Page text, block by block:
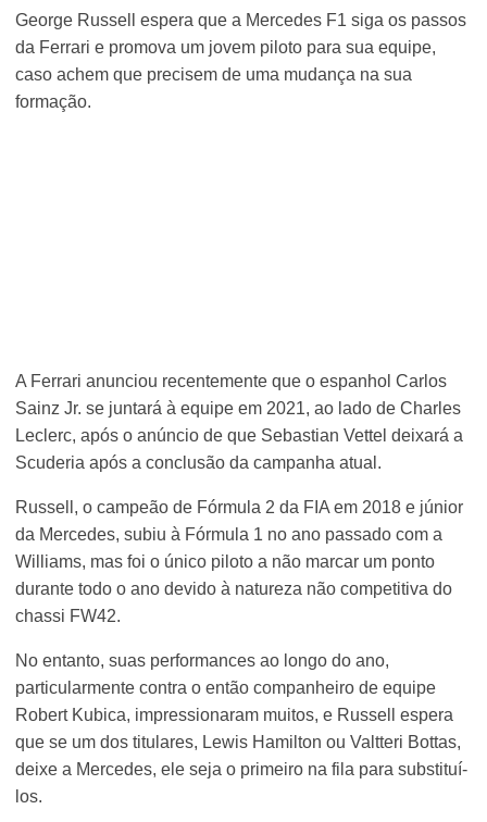
George Russell espera que a Mercedes F1 siga os passos
da Ferrari e promova um jovem piloto para sua equipe,
caso achem que precisem de uma mudança na sua
formação.
A Ferrari anunciou recentemente que o espanhol Carlos
Sainz Jr. se juntará à equipe em 2021, ao lado de Charles
Leclerc, após o anúncio de que Sebastian Vettel deixará a
Scuderia após a conclusão da campanha atual.
Russell, o campeão de Fórmula 2 da FIA em 2018 e júnior
da Mercedes, subiu à Fórmula 1 no ano passado com a
Williams, mas foi o único piloto a não marcar um ponto
durante todo o ano devido à natureza não competitiva do
chassi FW42.
No entanto, suas performances ao longo do ano,
particularmente contra o então companheiro de equipe
Robert Kubica, impressionaram muitos, e Russell espera
que se um dos titulares, Lewis Hamilton ou Valtteri Bottas,
deixe a Mercedes, ele seja o primeiro na fila para substituí-
los.